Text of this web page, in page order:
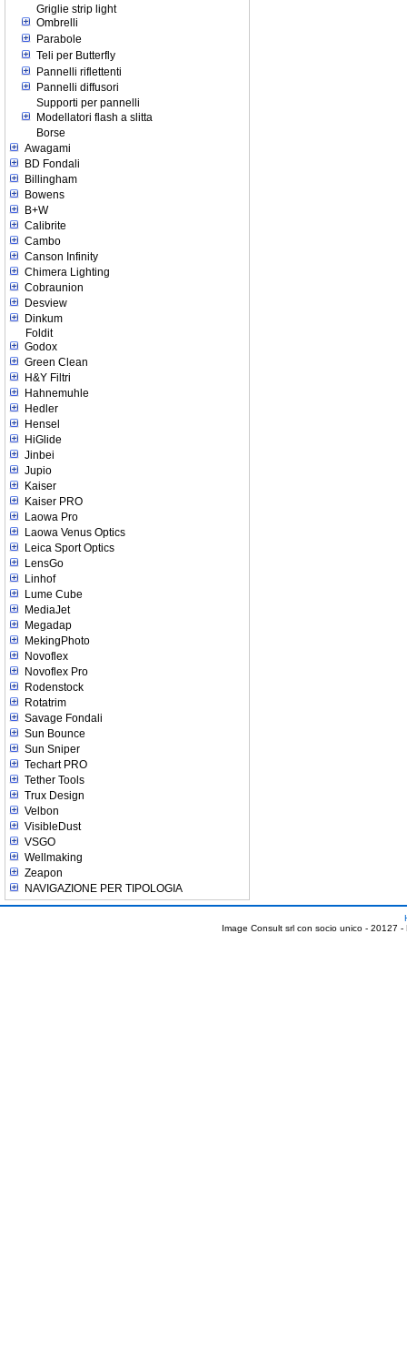
Griglie strip light
Ombrelli
Parabole
Teli per Butterfly
Pannelli riflettenti
Pannelli diffusori
Supporti per pannelli
Modellatori flash a slitta
Borse
Awagami
BD Fondali
Billingham
Bowens
B+W
Calibrite
Cambo
Canson Infinity
Chimera Lighting
Cobraunion
Desview
Dinkum
Foldit
Godox
Green Clean
H&Y Filtri
Hahnemuhle
Hedler
Hensel
HiGlide
Jinbei
Jupio
Kaiser
Kaiser PRO
Laowa Pro
Laowa Venus Optics
Leica Sport Optics
LensGo
Linhof
Lume Cube
MediaJet
Megadap
MekingPhoto
Novoflex
Novoflex Pro
Rodenstock
Rotatrim
Savage Fondali
Sun Bounce
Sun Sniper
Techart PRO
Tether Tools
Trux Design
Velbon
VisibleDust
VSGO
Wellmaking
Zeapon
NAVIGAZIONE PER TIPOLOGIA
Image Consult srl con socio unico - 20127